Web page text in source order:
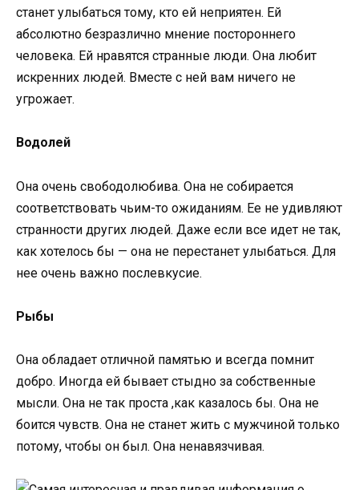
станет улыбаться тому, кто ей неприятен. Ей
абсолютно безразлично мнение постороннего
человека. Ей нравятся странные люди. Она любит
искренних людей. Вместе с ней вам ничего не
угрожает.
Водолей
Она очень свободолюбива. Она не собирается
соответствовать чьим-то ожиданиям. Ее не удивляют
странности других людей. Даже если все идет не так,
как хотелось бы — она не перестанет улыбаться. Для
нее очень важно послевкусие.
Рыбы
Она обладает отличной памятью и всегда помнит
добро. Иногда ей бывает стыдно за собственные
мысли. Она не так проста ,как казалось бы. Она не
боится чувств. Она не станет жить с мужчиной только
потому, чтобы он был. Она ненавязчивая.